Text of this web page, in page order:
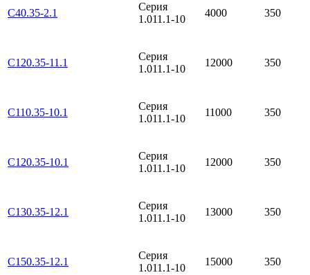
С40.35-2.1
Серия
1.011.1-10
4000 350
С120.35-11.1
Серия
1.011.1-10
12000 350
С110.35-10.1
Серия
1.011.1-10
11000 350
С120.35-10.1
Серия
1.011.1-10
12000 350
С130.35-12.1
Серия
1.011.1-10
13000 350
С150.35-12.1
Серия
1.011.1-10
15000 350